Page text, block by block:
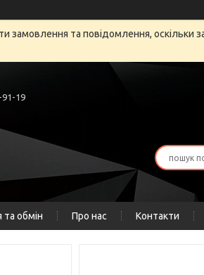
та повідомлення, оскільки
91-19
обмін Про нас Контакти